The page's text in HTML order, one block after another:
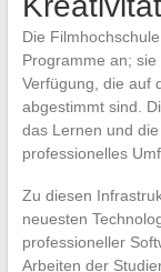
Die
Programme an;
Verfügung, die auf
abgestimmt sind.
das Lernen und
professionelles
Zu diesen
neuesten
professioneller
Arbeiten der